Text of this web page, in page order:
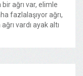
ağrı var, elimle
fazlalaşıyor ağrı,
vardı ayak altı